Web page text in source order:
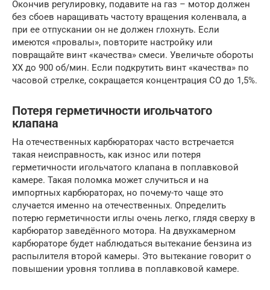
Окончив регулировку, подавите на газ – мотор должен
без сбоев наращивать частоту вращения коленвала, а
при ее отпускании он не должен глохнуть. Если
имеются «провалы», повторите настройку или
повращайте винт «качества» смеси. Увеличьте обороты
ХХ до 900 об/мин. Если подкрутить винт «качества» по
часовой стрелке, сокращается концентрация СО до 1,5%.
Потеря герметичности игольчатого
клапана
На отечественных карбюраторах часто встречается
такая неисправность, как износ или потеря
герметичности игольчатого клапана в поплавковой
камере. Такая поломка может случиться и на
импортных карбюраторах, но почему-то чаще это
случается именно на отечественных. Определить
потерю герметичности иглы очень легко, глядя сверху в
карбюратор заведённого мотора. На двухкамерном
карбюраторе будет наблюдаться вытекание бензина из
распылителя второй камеры. Это вытекание говорит о
повышении уровня топлива в поплавковой камере.